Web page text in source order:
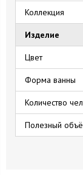
Коллекция
Изделие
Цвет
Форма ванны
Количество
Полезный